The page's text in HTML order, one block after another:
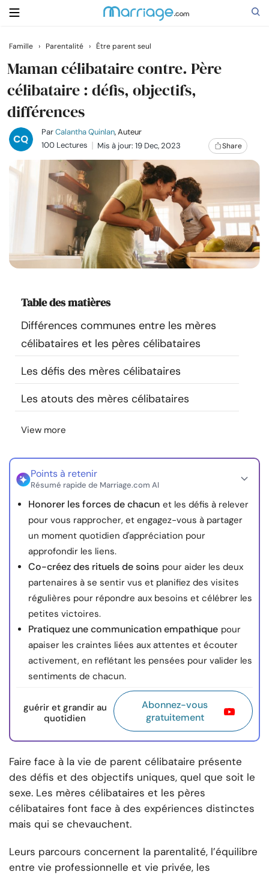
Rechercher
Se marier
Relations
Famille
Communauté
Trouver un thérapeute
Langue FR
À propos de nous
© Copyright 2026. Tous droits réservés.
Famille › Parentalité › Être parent seul
Maman célibataire contre. Père
célibataire : défis, objectifs,
différences
ParCalantha Quinlan, Auteur
100 Lectures
Mis à jour: 19 Dec, 2023 Share
Table des matières
Différences communes entre les mères
célibataires et les pères célibataires
Les défis des mères célibataires
Les atouts des mères célibataires
View more
Points à retenir
Résumé rapide de Marriage.com AI
Honorer les forces de chacun et les défis à relever
pour vous rapprocher, et engagez-vous à partager
un moment quotidien d'appréciation pour
approfondir les liens.
Co-créez des rituels de soins pour aider les deux
partenaires à se sentir vus et planifiez des visites
régulières pour répondre aux besoins et célébrer les
petites victoires.
Pratiquez une communication empathique pour
apaiser les craintes liées aux attentes et écouter
activement, en reflétant les pensées pour valider les
sentiments de chacun.
guérir et grandir au
quotidien
Abonnez-vous
gratuitement
Faire face à la vie de parent célibataire présente
des défis et des objectifs uniques, quel que soit le
sexe. Les mères célibataires et les pères
célibataires font face à des expériences distinctes
mais qui se chevauchent.
Leurs parcours concernent la parentalité, l’équilibre
entre vie professionnelle et vie privée, les